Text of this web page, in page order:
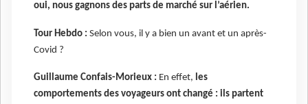
oui, nous gagnons des parts de marché sur l’aérien.
Tour Hebdo : Selon vous, il y a bien un avant et un après-
Covid ?
Guillaume Confais-Morieux : En effet, les
comportements des voyageurs ont changé : ils partent